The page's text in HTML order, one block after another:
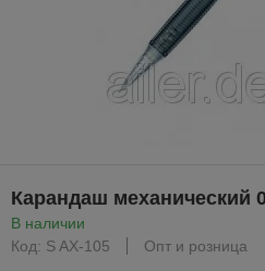
Карандаш механический
В наличии
Код: S AX-105
Опт и розница